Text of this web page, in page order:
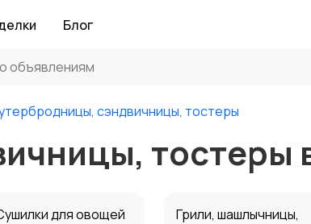
Блог
сэндвичницы, тостеры
тостеры
для овощей
Грили, шашлычницы,